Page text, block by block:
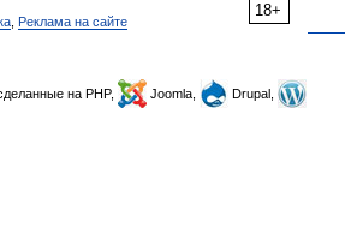
18+
Реклама на сайте
сделанные на PHP, Joomla,
Drupal,